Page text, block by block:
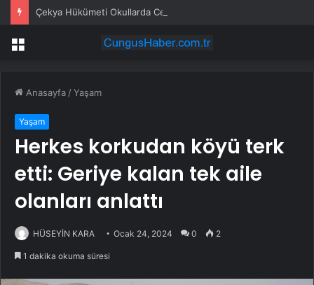
Menü
Anasayfa /Yaşam
Yaşam
Herkes korkudan köyü terk
etti: Geriye kalan tek aile
olanları anlattı
HÜSEYİN KARA Ocak 24, 2024 0 2
1 dakika okuma süresi